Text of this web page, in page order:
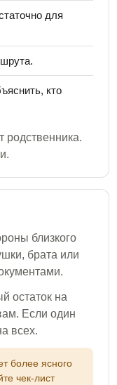
для
кто
родственника.
близкого
брата или
остаток на
Если один
всех.
более ясного
чек-лист